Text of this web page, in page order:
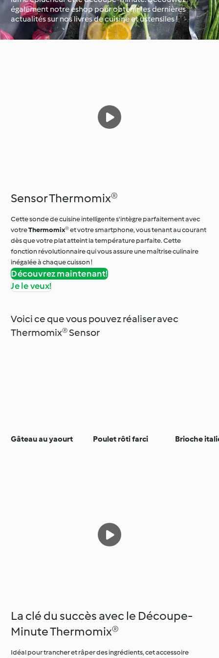
Occasions spéciales et
saisons
Autour du monde avec
Cookidoo®
également notre eshop pour obtenir les dernières
actualités sur nos livres de cuisine et ustensiles !
Sensor Thermomix®
Cette sonde de cuisine intelligente s'intègre parfaitement avec
votreThermomix®et votre smartphone, vous tenant au courant
dès que votre plat atteint la température parfaite. Cette
fonction révolutionnaire qui vous assure une maîtrise culinaire
inégalée à chaque cuisson !
Découvrez maintenant!
Je le veux!
Voici ce que vous pouvez réaliser avec
Thermomix® Sensor
Gâteau au yaourt Poulet rôti farci Brioche
La clé du succès avec le Découpe-
Minute Thermomix®
Idéal pour trancher et râper des ingrédients, cet accessoire